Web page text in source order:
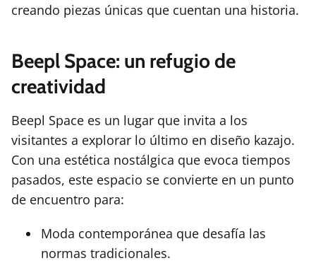
creando piezas únicas que cuentan una historia.
Beepl Space: un refugio de
creatividad
Beepl Space es un lugar que invita a los
visitantes a explorar lo último en diseño kazajo.
Con una estética nostálgica que evoca tiempos
pasados, este espacio se convierte en un punto
de encuentro para:
Moda contemporánea que desafía las
normas tradicionales.